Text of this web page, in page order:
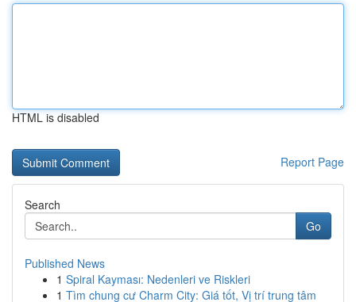
HTML is disabled
Report Page
Search
Go
Published News
1 Spiral Kayması: Nedenleri ve Riskleri
1 Tìm chung cư Charm City: Giá tốt, Vị trí trung tâm